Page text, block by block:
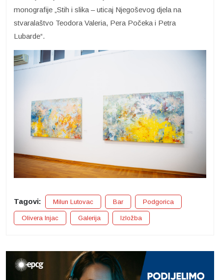
monografije „Stih i slika – uticaj Njegoševog djela na
stvaralaštvo Teodora Valeria, Pera Počeka i Petra
Lubarde“.
Tagovi: Milun Lutovac Bar Podgorica
Olivera Injac Galerija Izložba